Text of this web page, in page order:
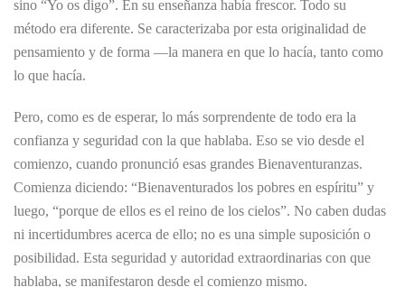
sino “Yo os digo”. En su enseñanza había frescor. Todo su
método era diferente. Se caracterizaba por esta originalidad de
pensamiento y de forma —la manera en que lo hacía, tanto como
lo que hacía.
Pero, como es de esperar, lo más sorprendente de todo era la
confianza y seguridad con la que hablaba. Eso se vio desde el
comienzo, cuando pronunció esas grandes Bienaventuranzas.
Comienza diciendo: “Bienaventurados los pobres en espíritu” y
luego, “porque de ellos es el reino de los cielos”. No caben dudas
ni incertidumbres acerca de ello; no es una simple suposición o
posibilidad. Esta seguridad y autoridad extraordinarias con que
hablaba, se manifestaron desde el comienzo mismo.